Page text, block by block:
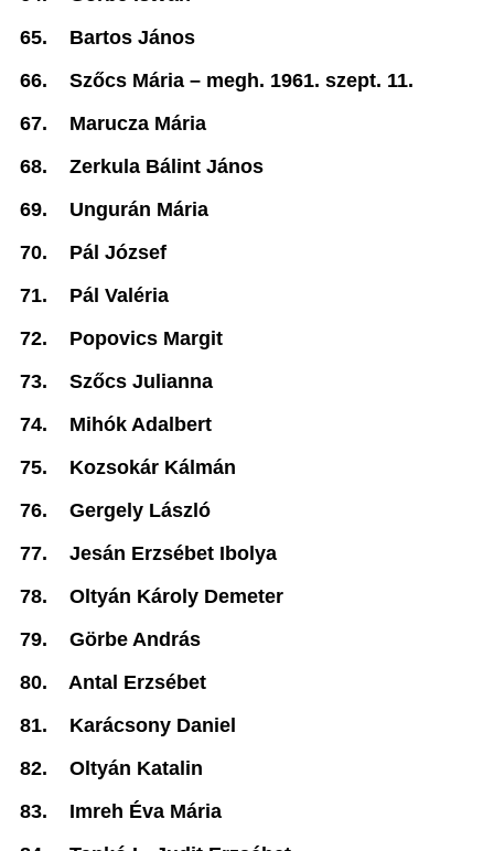
65.
Bartos János
66.
Szőcs Mária – megh. 1961. szept. 11.
67.
Marucza Mária
68.
Zerkula Bálint János
69.
Ungurán Mária
70.
Pál József
71.
Pál Valéria
72.
Popovics Margit
73.
Szőcs Julianna
74.
Mihók Adalbert
75.
Kozsokár Kálmán
76.
Gergely László
77.
Jesán Erzsébet Ibolya
78.
Oltyán Károly Demeter
79.
Görbe András
80.
Antal Erzsébet
81.
Karácsony Daniel
82.
Oltyán Katalin
83.
Imreh Éva Mária